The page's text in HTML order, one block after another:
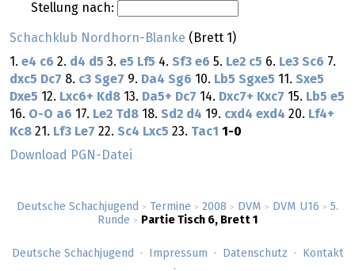
Deutsche Schachjugend > Termine > 2008 > DVM > DVM U16 > 5.
Runde > Partie Tisch 6, Brett 1
Stellung nach:
Schachklub Nordhorn-Blanke (Brett 1)
1. e4 c6 2. d4 d5 3. e5 Lf5 4. Sf3 e6 5. Le2 c5 6. Le3 Sc6 7.
dxc5 Dc7 8. c3 Sge7 9. Da4 Sg6 10. Lb5 Sgxe5 11. Sxe5
Dxe5 12. Lxc6+ Kd8 13. Da5+ Dc7 14. Dxc7+ Kxc7 15. Lb5 e5
16. O-O a6 17. Le2 Td8 18. Sd2 d4 19. cxd4 exd4 20. Lf4+
Kc8 21. Lf3 Le7 22. Sc4 Lxc5 23. Tac1 1-0
Download PGN-Datei
Deutsche Schachjugend Impressum Datenschutz Kontakt